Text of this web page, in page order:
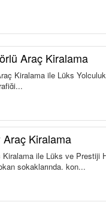
Araç Kiralama
Kiralama ile Lüks
Kiralama
ile Lüks ve Prestiji
sokaklarında, kon...